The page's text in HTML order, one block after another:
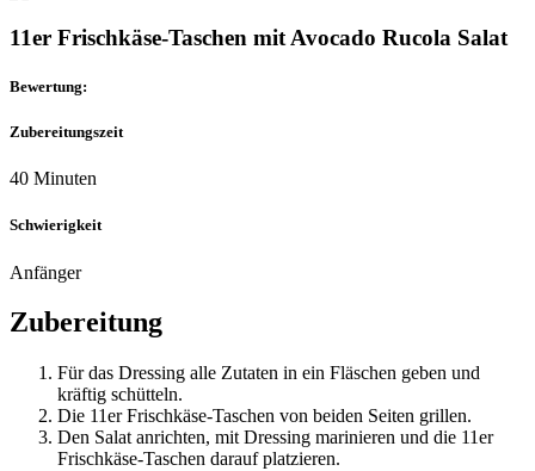
11er Frischkäse-Taschen mit Avocado Rucola Salat
Bewertung:
Zubereitungszeit
40 Minuten
Schwierigkeit
Anfänger
Zubereitung
Für das Dressing alle Zutaten in ein Fläschen geben und
kräftig schütteln.
Die 11er Frischkäse-Taschen von beiden Seiten grillen.
Den Salat anrichten, mit Dressing marinieren und die 11er
Frischkäse-Taschen darauf platzieren.